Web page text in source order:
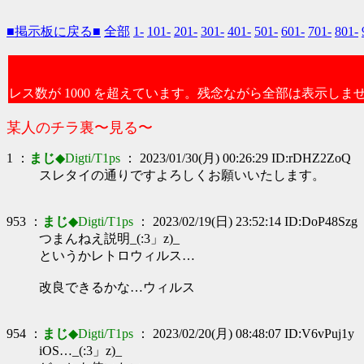
■掲示板に戻る■ 全部 1- 101- 201- 301- 401- 501- 601- 701- 801-
レス数が 1000 を超えています。残念ながら全部は表示しませ
某人のチラ裏〜見る〜
1 ： まじ◆Digti/T1ps ： 2023/01/30(月) 00:26:29 ID:rDHZ2ZoQ
スレタイの通りですよろしくお願いいたします。
953 ： まじ◆Digti/T1ps ： 2023/02/19(日) 23:52:14 ID:DoP48Szg
つまんねえ説明_(:3」z)_
というかレトロウィルス…
改良できるかな…ウィルス
954 ： まじ◆Digti/T1ps ： 2023/02/20(月) 08:48:07 ID:V6vPuj1y
iOS…_(:3」z)_